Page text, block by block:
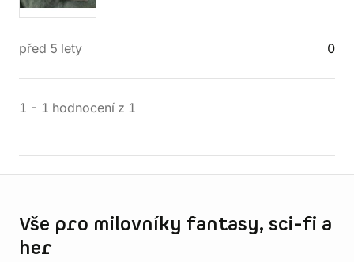
před 5 lety 0
1 - 1 hodnocení z 1
Vše pro milovníky fantasy, sci-fi a
her